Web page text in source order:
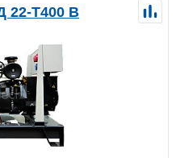
22-Т400 B